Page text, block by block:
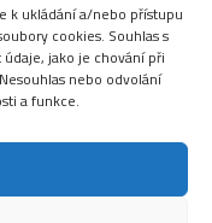
k ukládání a/nebo přístupu
cookies. Souhlas s
jako je chování při
nebo odvolání
a funkce.
Kanál komentářů
Česká lokalizace